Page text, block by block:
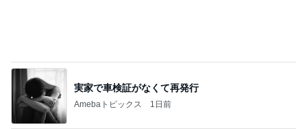
実家で車検証がなくて再発行
Amebaトピックス 1日前